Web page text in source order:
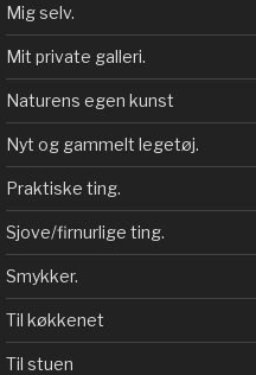
Mig selv.
Mit private galleri.
Naturens egen kunst
Nyt og gammelt legetøj.
Praktiske ting.
Sjove/firnurlige ting.
Smykker.
Til køkkenet
Til stuen